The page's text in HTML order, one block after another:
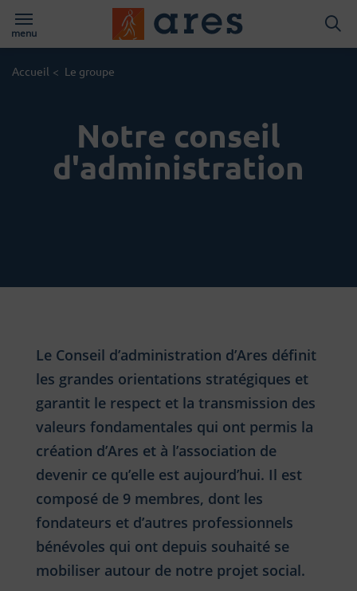
Logo du Groups
menu
Accueil
Page d'accueil du site
< Le groupe
Notre conseil
d'administration
Le Conseil d’administration d’Ares définit
les grandes orientations stratégiques et
garantit le respect et la transmission des
valeurs fondamentales qui ont permis la
création d’Ares et à l’association de
devenir ce qu’elle est aujourd’hui. Il est
composé de 9 membres, dont les
fondateurs et d’autres professionnels
bénévoles qui ont depuis souhaité se
mobiliser autour de notre projet social.